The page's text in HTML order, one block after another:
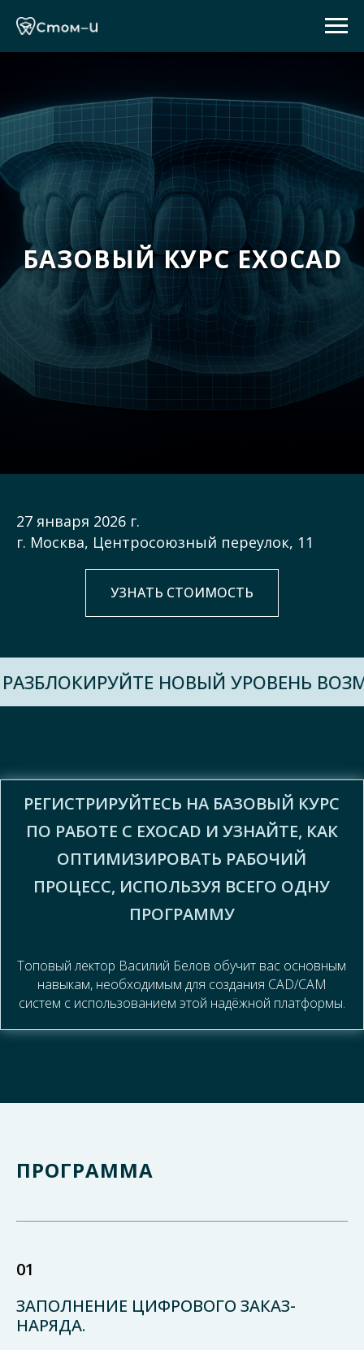
БАЗОВЫЙ КУРС EXOCAD
27 января 2026 г.
г. Москва, Центросоюзный переулок, 11
УЗНАТЬ СТОИМОСТЬ
НОВЫЙ УРОВЕНЬ
РЕГИСТРИРУЙТЕСЬ НА БАЗОВЫЙ КУРС
ПО РАБОТЕ С EXOCAD И УЗНАЙТЕ, КАК
ОПТИМИЗИРОВАТЬ РАБОЧИЙ
ПРОЦЕСС, ИСПОЛЬЗУЯ ВСЕГО ОДНУ
ПРОГРАММУ
Топовый лектор Василий Белов обучит вас основным
навыкам, необходимым для создания CAD/CAM
систем с использованием этой надёжной платформы.
ПРОГРАММА
01
ЗАПОЛНЕНИЕ ЦИФРОВОГО ЗАКАЗ-
НАРЯДА.